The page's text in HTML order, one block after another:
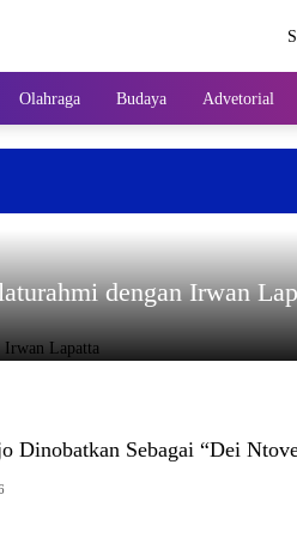
Olahraga Budaya Advetorial
dengan Irwan
Dinobatkan Sebagai “Dei